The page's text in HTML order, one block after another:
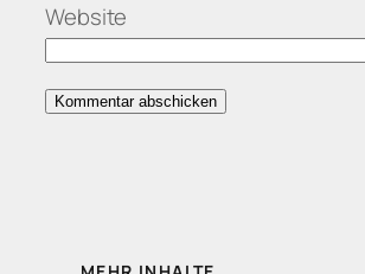
Website